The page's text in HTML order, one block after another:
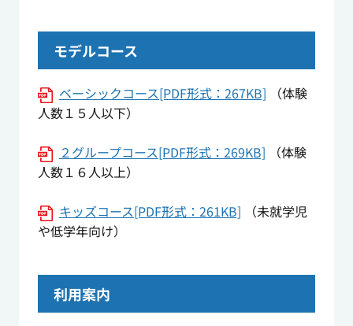
モデルコース
ベーシックコース[PDF形式：267KB] （体験
人数１５人以下）
２グループコース[PDF形式：269KB] （体験
人数１６人以上）
キッズコース[PDF形式：261KB] （未就学児
や低学年向け）
利用案内